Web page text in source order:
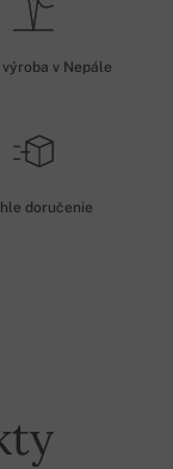
výroba v Nepále
doručenie